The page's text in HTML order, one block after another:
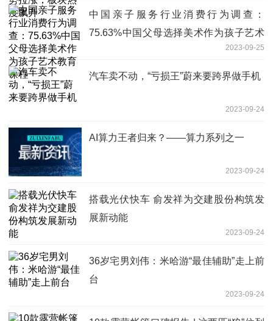
中国亲子服务行业消费行为调查：
75.63%中国父母选择美术作为孩子艺术
2023-09-25
汽车卖不动，“亏损王”蔚来要跨界做手机
2023-09-24
AI算力王者归来？——算力系列之一
2023-09-24
搭载光伏快车 俞发祥为交建股份构筑发
展新动能
2023-09-24
36岁宅男刘伟：米哈游“最佳辅助”走上前
台
2023-09-24